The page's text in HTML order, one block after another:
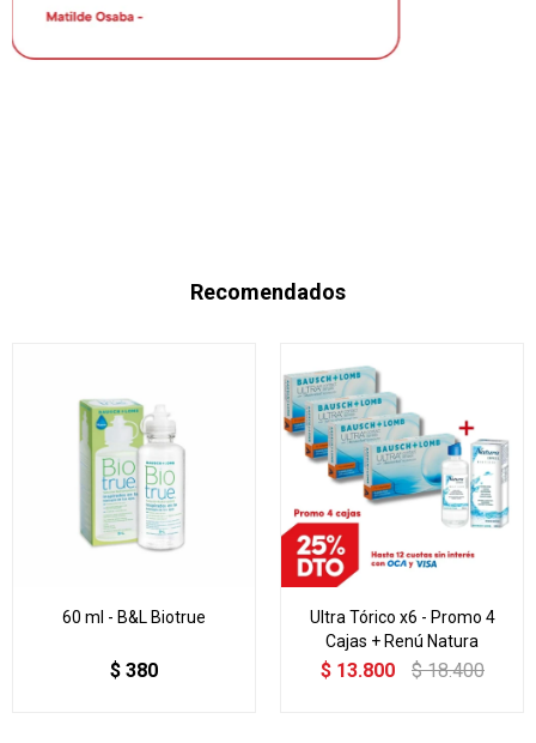
Recomendados
60 ml - B&L Biotrue
$ 380
Ultra Tórico x6 - Promo 4
Cajas + Renú Natura
$ 13.800 $ 18.400